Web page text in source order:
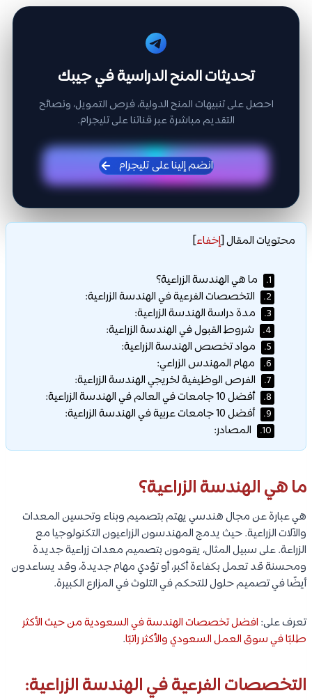
تحديثات المنح الدراسية في جيبك
احصل على تنبيهات المنح الدولية، فرص التمويل، ونصائح
التقديم مباشرة عبر قناتنا على تليجرام.
انضم إلينا على تليجرام
محتويات المقال[إخفاء]
1. ما هي الهندسة الزراعية؟
2. التخصصات الفرعية في الهندسة الزراعية:
3. مدة دراسة الهندسة الزراعية:
4. شروط القبول في الهندسة الزراعية:
5. مواد تخصص الهندسة الزراعية:
6. مهام المهندس الزراعي:
7. الفرص الوظيفية لخريجي الهندسة الزراعية:
8. أفضل 10 جامعات في العالم في الهندسة الزراعية:
9. أفضل 10 جامعات عربية في الهندسة الزراعية:
10. المصادر:
ما هي الهندسة الزراعية؟
هي عبارة عن مجال هندسي يهتم بتصميم وبناء وتحسين المعدات
والآلات الزراعية. حيث يدمج المهندسون الزراعيون التكنولوجيا مع
الزراعة. على سبيل المثال، يقومون بتصميم معدات زراعية جديدة
ومحسنة قد تعمل بكفاءة أكبر، أو تؤدي مهام جديدة، وقد يساعدون
أيضًا في تصميم حلول للتحكم في التلوث في المزارع الكبيرة.
تعرف على: افضل تخصصات الهندسة في السعودية من حيث الأكثر
طلبًا في سوق العمل السعودي والأكثر راتبًا.
التخصصات الفرعية في الهندسة الزراعية: